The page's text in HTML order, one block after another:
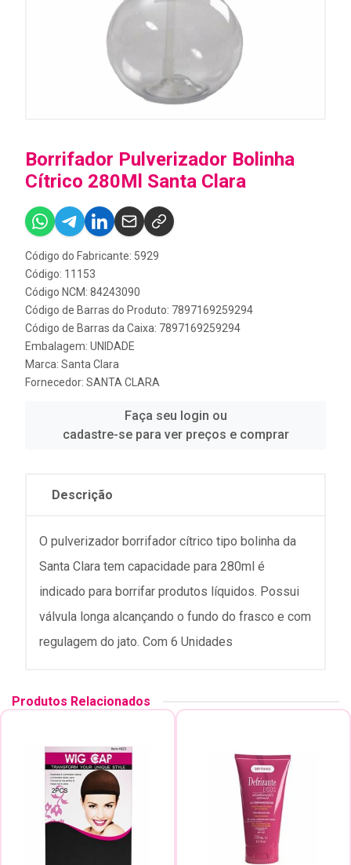
Borrifador Pulverizador Bolinha
Cítrico 280Ml Santa Clara
Código do Fabricante: 5929
Código: 11153
Código NCM: 84243090
Código de Barras do Produto: 7897169259294
Código de Barras da Caixa: 7897169259294
Embalagem: UNIDADE
Marca: Santa Clara
Fornecedor: SANTA CLARA
Faça seu login ou
cadastre-se para ver preços e comprar
Descrição
O pulverizador borrifador cítrico tipo bolinha da
Santa Clara tem capacidade para 280ml é
indicado para borrifar produtos líquidos. Possui
válvula longa alcançando o fundo do frasco e com
regulagem do jato. Com 6 Unidades
Produtos Relacionados